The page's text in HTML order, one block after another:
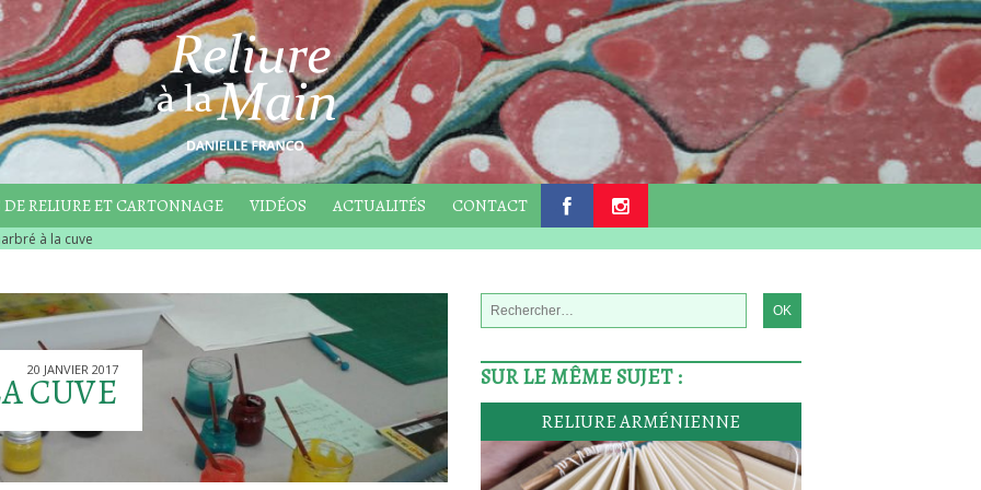
RELIURE ET CARTONNAGE VIDÉOS ACTUALITÉS CONTACT
à la cuve
CUVE
20 JANVIER 2017 SUR LE MÊME SUJET :
RELIURE ARMÉNIENNE